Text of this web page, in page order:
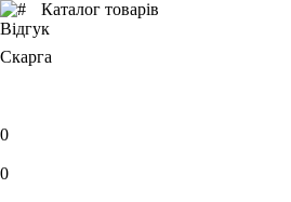
Каталог товарів
Відгук
Скарга
0
0